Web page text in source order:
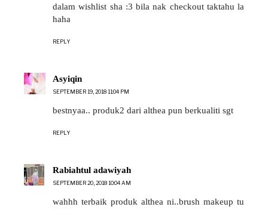
dalam wishlist sha :3 bila nak checkout taktahu la
haha
REPLY
Asyiqin
SEPTEMBER 19, 2018 11:04 PM
bestnyaa.. produk2 dari althea pun berkualiti sgt
REPLY
Rabiahtul adawiyah
SEPTEMBER 20, 2018 10:04 AM
wahhh terbaik produk althea ni..brush makeup tu